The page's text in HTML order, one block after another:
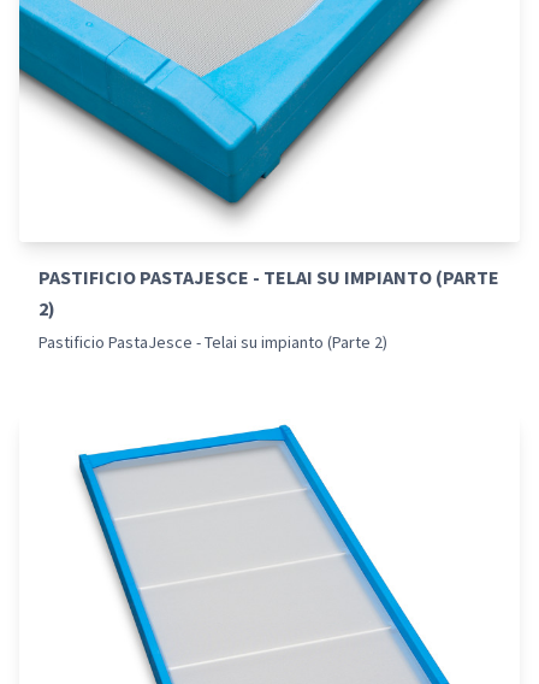
PASTIFICIO PASTAJESCE - TELAI SU IMPIANTO (PARTE
2)
Pastificio PastaJesce - Telai su impianto (Parte 2)